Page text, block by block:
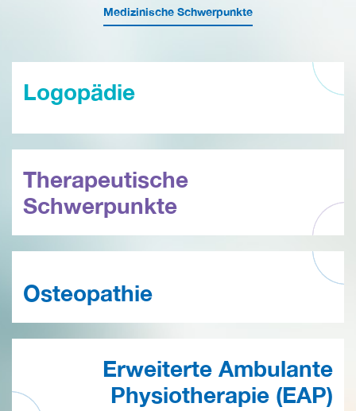
Medizinische Schwerpunkte
Logopädie
Therapeutische
Schwerpunkte
Osteopathie
Erweiterte Ambulante
Physiotherapie (EAP)